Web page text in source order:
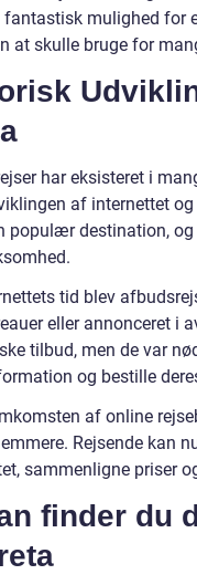
fantastisk mulighed for
at skulle bruge for
har eksisteret i
af internettet
populær destination, og
tid blev
eller annonceret i
tilbud, men de var
og bestille
af online
Rejsende kan
sammenligne priser
finder du